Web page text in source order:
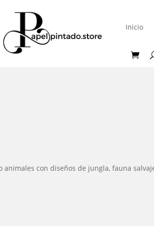
Inicio
animales con diseños de jungla, fauna